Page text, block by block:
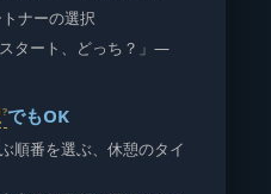
ナーの選択
タート、どっち？」—
でもOK
順番を選ぶ、休憩のタイ